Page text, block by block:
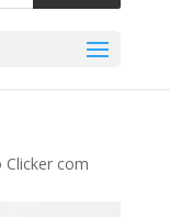
Clicker com